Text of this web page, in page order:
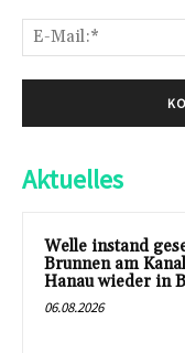
Aktuelles
Welle instand
Brunnen am
Hanau wieder in
06.08.2026